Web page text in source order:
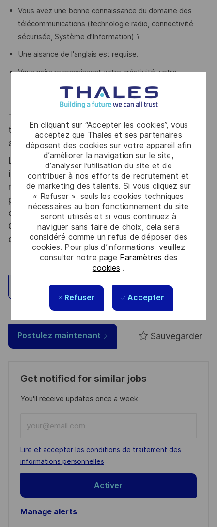
En cliquant sur “Accepter les cookies”, vous
acceptez que Thales et ses partenaires
déposent des cookies sur votre appareil afin
d’améliorer la navigation sur le site,
d’analyser l’utilisation du site et de
contribuer à nos efforts de recrutement et
de marketing des talents. Si vous cliquez sur
« Refuser », seuls les cookies techniques
nécessaires au bon fonctionnement du site
seront utilisés et si vous continuez à
naviguer sans faire de choix, cela sera
considéré comme un refus de déposer des
cookies. Pour plus d’informations, veuillez
consulter notre page Paramètres des
cookies .
Refuser Accepter
Vous avez une bonne connaissance du domaine des
télécommunications (technologie radio, connectivité
sécurisée, Système d’Information) ?
Une aisance de l'anglais est requise.
Vous pairs reconnaissent votre créativité, votre
dynamisme, votre écoute, votre expérience en
négociation ainsi que votre sens du service client ?
Thales, entreprise Handi-Engagée, reconnait
tous les talents. La diversité est notre meilleur
atout. Postulez et rejoignez nous !
Le poste pouvant nécessiter d'accéder à des
informations relevant du secret de la défense
nationale, la personne retenue fera l'objet d'une
procédure d’habilitation, conformément aux
dispositions des articles R.2311-1 et suivants du
Code de la défense et de l’IGI 1300 SGDSN/PSE
du 09 août 2021.
Explorez un site
Postulez maintenant Sauvegarder
Get notified for similar jobs
You'll receive updates once a week
Email
address
(Required)
Required
Lire et accepter les conditions de traitement des
informations personnelles
Activer
Manage alerts